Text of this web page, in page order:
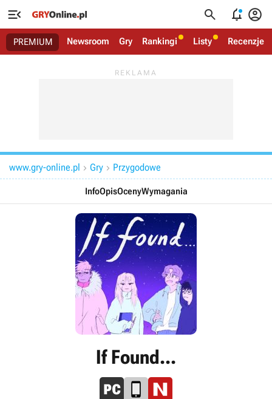
   
PREMIUM Newsroom Gry Rankingi Listy Recenzje
www.gry-online.pl  Gry  Przygodowe
InfoOpisOcenyWymagania
If Found...